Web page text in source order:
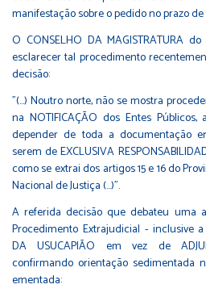
manifestação sobre o pedido no prazo
O CONSELHO DA MAGISTRATURA
esclarecer tal procedimento
decisão:
"(...) Noutro norte, não se mostra
na NOTIFICAÇÃO dos Entes
depender de toda a documentação
serem de EXCLUSIVA
como se extrai dos artigos 15 e 16 do
Nacional de Justiça (...)".
A referida decisão que debateu uma
Procedimento Extrajudicial - inclusive a
DA USUCAPIÃO em vez de
confirmando orientação sedimentada
ementada: